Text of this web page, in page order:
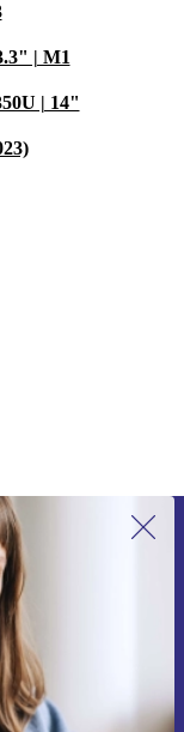
| M1
| 14"
anmelden,